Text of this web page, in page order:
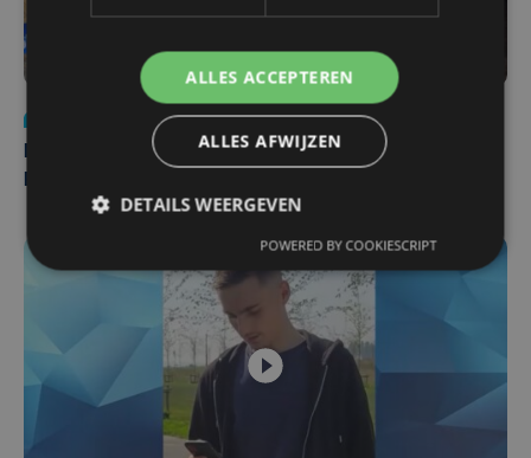
di 4 augustus | 09:32
Man en vrouw dood aangetroffen in woning in Sint-
ALLES ACCEPTEREN
ALLES AFWIJZEN
DETAILS WEERGEVEN
POWERED BY COOKIESCRIPT